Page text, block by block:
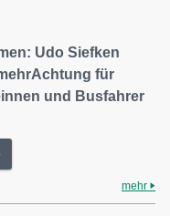
Udo Siefken
für
und Busfahrer
mehr